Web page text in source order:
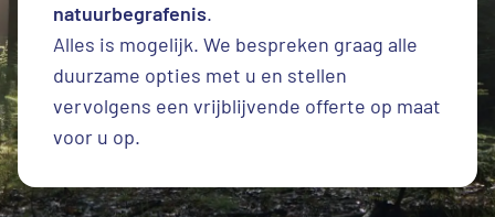
natuurbegrafenis.
Alles is mogelijk. We bespreken graag alle
duurzame opties met u en stellen
vervolgens een vrijblijvende offerte op maat
voor u op.